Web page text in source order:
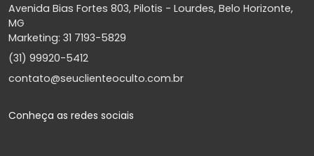
Avenida Bias Fortes 803, Pilotis - Lourdes, Belo Horizonte,
MG
Marketing: 31 7193-5829
(31) 99920-5412
contato@seuclienteoculto.com.br
Conheça as redes sociais